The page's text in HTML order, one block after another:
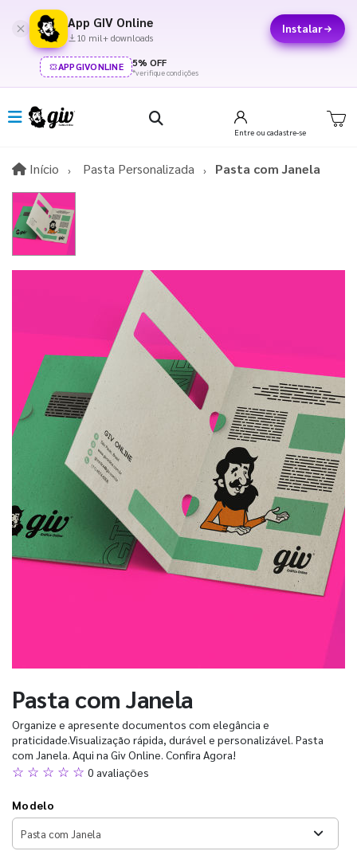
App GIV Online
10 mil+ downloads
Instalar
APPGIVONLINE 5% OFF
*verifique condições
Entre ou cadastre-se
Início InícioPasta Personalizada Pasta com Janela
Pasta com Janela
Organize e apresente documentos com elegância e
praticidade.Visualização rápida, durável e personalizável. Pasta
com Janela. Aqui na Giv Online. Confira Agora!
☆ ☆ ☆ ☆ ☆ 0 avaliações
Modelo